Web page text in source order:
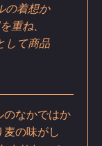
の着想か
重ね、
して商品
なかではか
の味がし